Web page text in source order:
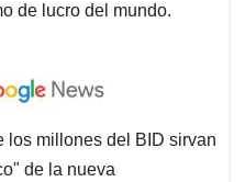
de lucro del mundo.
los millones del BID sirvan
de la nueva